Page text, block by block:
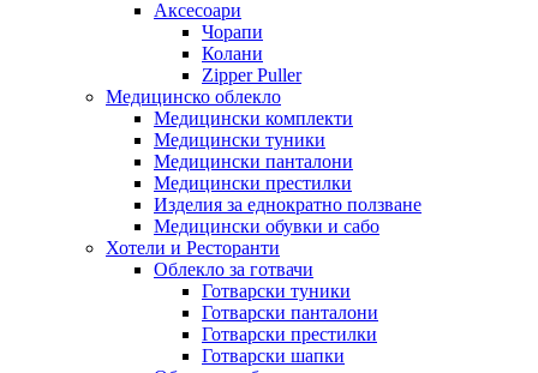
Аксесоари
Чорапи
Колани
Zipper Puller
Медицинско облекло
Медицински комплекти
Медицински туники
Медицински панталони
Медицински престилки
Изделия за еднократно ползване
Медицински обувки и сабо
Хотели и Ресторанти
Облекло за готвачи
Готварски туники
Готварски панталони
Готварски престилки
Готварски шапки